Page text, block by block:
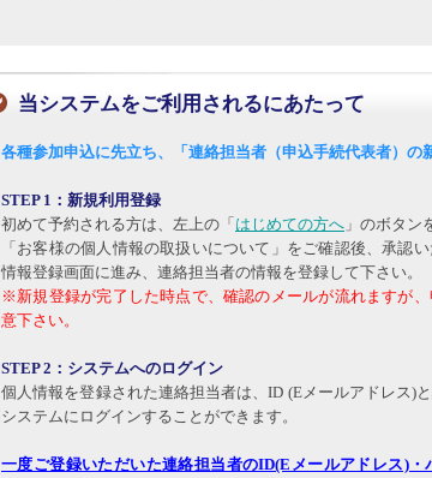
当システムをご利用されるにあたって
各種参加申込に先立ち、「連絡担当者（申込手続代表者）の
STEP 1：新規利用登録
初めて予約される方は、左上の「 はじめての方へ 」のボタン
「お客様の個人情報の取扱いについて」をご確認後、承認
情報登録画面に進み、連絡担当者の情報を登録して下さい。
※新規登録が完了した時点で、確認のメールが流れますが
意下さい。
STEP 2：システムへのログイン
個人情報を登録された連絡担当者は、ID (Eメールアドレス)
システムにログインすることができます。
一度ご登録いただいた連絡担当者のID(Eメールアドレス)